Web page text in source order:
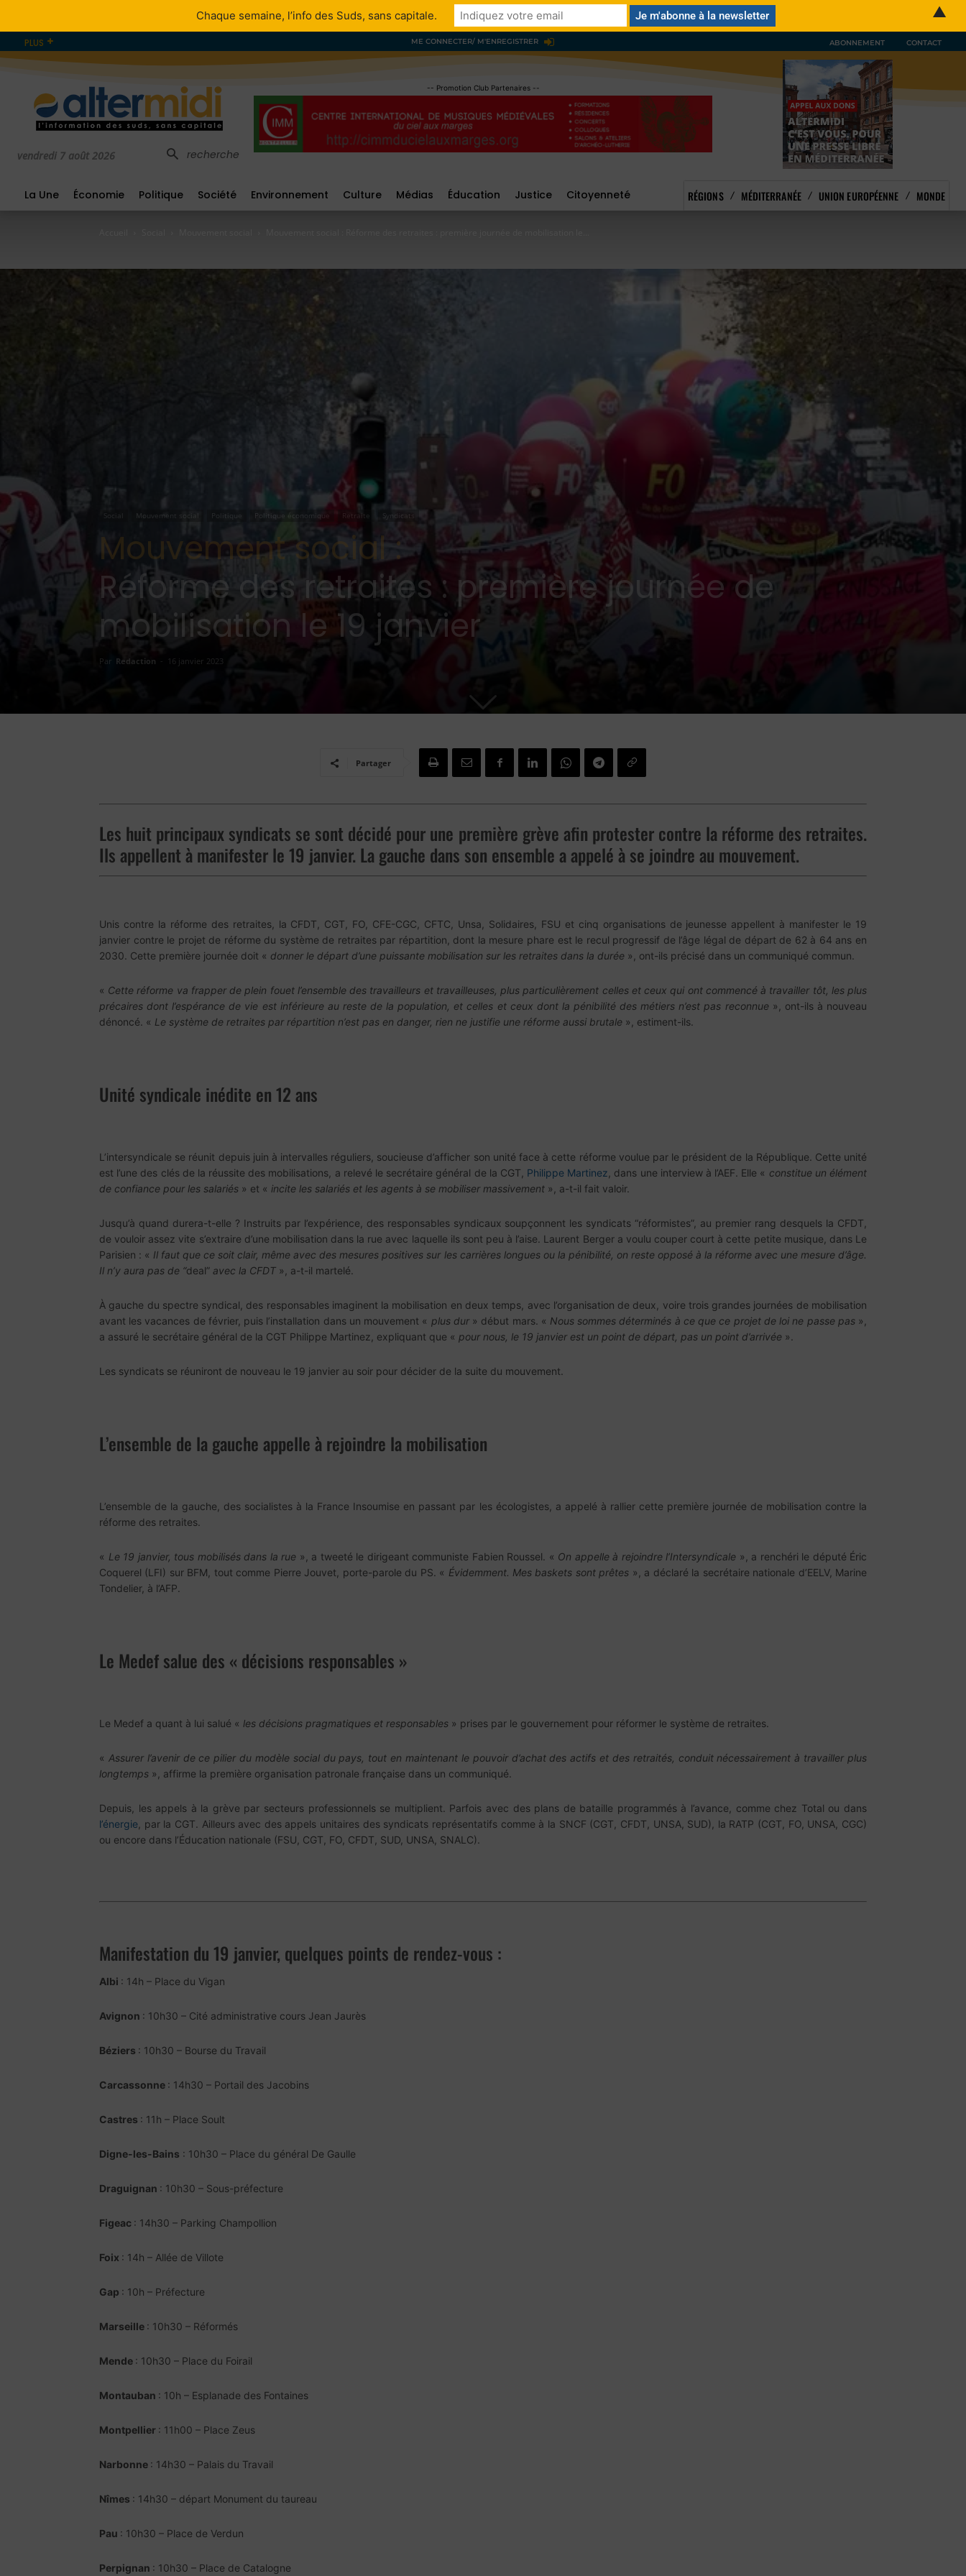
PLUS ME CONNECTER/ M'ENREGISTRER ABONNEMENT CONTACT
vendredi 7 août 2026 recherche
-- Promotion Club Partenaires --
La Une Économie Politique Société Environnement Culture Médias Éducation Justice Citoyenneté RÉGIONS MÉDITERRANÉE UNION EUROPÉENNE MONDE
Social Mouvement social Politique Politique économique Retraite Syndicats
Mouvement social :
Réforme des retraites : première journée de
mobilisation le 19 janvier
Par Redaction - 16 janvier 2023
Partager
Les huit principaux syndicats se sont décidé pour une première grève afin protester contre la réforme des retraites.
Ils appellent à manifester le 19 janvier. La gauche dans son ensemble a appelé à se joindre au mouvement.
Unis contre la réforme des retraites, la CFDT, CGT, FO, CFE-CGC, CFTC, Unsa, Solidaires, FSU et cinq organisations de jeunesse appellent à manifester le 19
janvier contre le projet de réforme du système de retraites par répartition, dont la mesure phare est le recul progressif de l’âge légal de départ de 62 à 64 ans en
2030. Cette première journée doit « donner le départ d’une puissante mobilisation sur les retraites dans la durée », ont-ils précisé dans un communiqué commun.
« Cette réforme va frapper de plein fouet l’ensemble des travailleurs et travailleuses, plus particulièrement celles et ceux qui ont commencé à travailler tôt, les plus
précaires dont l’espérance de vie est inférieure au reste de la population, et celles et ceux dont la pénibilité des métiers n’est pas reconnue», ont-ils à nouveau
dénoncé. « Le système de retraites par répartition n’est pas en danger, rien ne justifie une réforme aussi brutale », estiment-ils.
Unité syndicale inédite en 12 ans
L’intersyndicale se réunit depuis juin à intervalles réguliers, soucieuse d’afficher son unité face à cette réforme voulue par le président de la République. Cette unité
est l’une des clés de la réussite des mobilisations, a relevé le secrétaire général de la CGT, Philippe Martinez , dans une interview à l’AEF. Elle « constitue un élément
de confiance pour les salariés » et « incite les salariés et les agents à se mobiliser massivement », a-t-il fait valoir.
Jusqu’à quand durera-t-elle ? Instruits par l’expérience, des responsables syndicaux soupçonnent les syndicats “réformistes”, au premier rang desquels la CFDT,
de vouloir assez vite s’extraire d’une mobilisation dans la rue avec laquelle ils sont peu à l’aise. Laurent Berger a voulu couper court à cette petite musique, dans Le
Parisien : « Il faut que ce soit clair, même avec des mesures positives sur les carrières longues ou la pénibilité, on reste opposé à la réforme avec une mesure d’âge.
Il n’y aura pas de “deal” avec la CFDT », a-t-il martelé.
À gauche du spectre syndical, des responsables imaginent la mobilisation en deux temps, avec l’organisation de deux, voire trois grandes journées de mobilisation
avant les vacances de février, puis l’installation dans un mouvement « plus dur» début mars. « Nous sommes déterminés à ce que ce projet de loi ne passe pas»,
a assuré le secrétaire général de la CGT Philippe Martinez, expliquant que « pour nous, le 19 janvier est un point de départ, pas un point d’arrivée ».
Les syndicats se réuniront de nouveau le 19 janvier au soir pour décider de la suite du mouvement.
L’ensemble de la gauche appelle à rejoindre la mobilisation
L’ensemble de la gauche, des socialistes à la France Insoumise en passant par les écologistes, a appelé à rallier cette première journée de mobilisation contre la
réforme des retraites.
« Le 19 janvier, tous mobilisés dans la rue », a tweeté le dirigeant communiste Fabien Roussel. « On appelle à rejoindre l’Intersyndicale », a renchéri le député Éric
Coquerel (LFI) sur BFM, tout comme Pierre Jouvet, porte-parole du PS. « Évidemment. Mes baskets sont prêtes », a déclaré la secrétaire nationale d’EELV, Marine
Tondelier, à l’AFP.
Le Medef salue des « décisions responsables »
Le Medef a quant à lui salué « les décisions pragmatiques et responsables » prises par le gouvernement pour réformer le système de retraites.
« Assurer l’avenir de ce pilier du modèle social du pays, tout en maintenant le pouvoir d’achat des actifs et des retraités, conduit nécessairement à travailler plus
longtemps », affirme la première organisation patronale française dans un communiqué.
Depuis, les appels à la grève par secteurs professionnels se multiplient. Parfois avec des plans de bataille programmés à l’avance, comme chez Total ou dans
l’énergie , par la CGT. Ailleurs avec des appels unitaires des syndicats représentatifs comme à la SNCF (CGT, CFDT, UNSA, SUD), la RATP (CGT, FO, UNSA, CGC)
ou encore dans l’Éducation nationale (FSU, CGT, FO, CFDT, SUD, UNSA, SNALC).
Manifestation du 19 janvier, quelques points de rendez-vous :
Albi : 14h – Place du Vigan
Avignon : 10h30 – Cité administrative cours Jean Jaurès
Béziers : 10h30 – Bourse du Travail
Carcassonne : 14h30 – Portail des Jacobins
Castres : 11h – Place Soult
Digne-les-Bains : 10h30 – Place du général De Gaulle
Draguignan : 10h30 – Sous-préfecture
Figeac : 14h30 – Parking Champollion
Foix : 14h – Allée de Villote
Gap : 10h – Préfecture
Marseille : 10h30 – Réformés
Mende : 10h30 – Place du Foirail
Montauban : 10h – Esplanade des Fontaines
Montpellier : 11h00 – Place Zeus
Narbonne : 14h30 – Palais du Travail
Nîmes : 14h30 – départ Monument du taureau
Pau : 10h30 – Place de Verdun
Perpignan : 10h30 – Place de Catalogne
Chaque semaine, l’info des Suds, sans capitale. ▲